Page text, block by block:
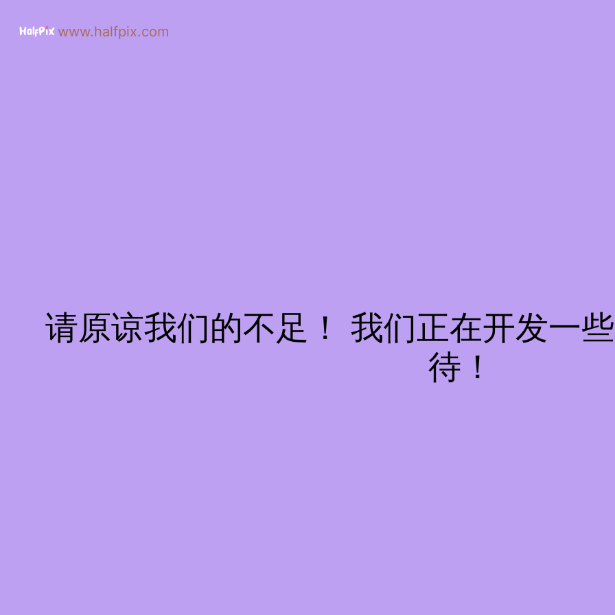
www.halfpix.com
请原谅我们的不足！ 我们正在开发一
待！